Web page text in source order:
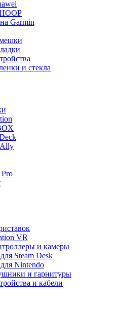
Garmin
и стекла
VR
и камеры
Steam Desk
Nintendo
и гарнитуры
и кабели